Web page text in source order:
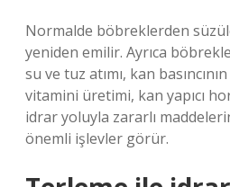
Normalde böbreklerden
yeniden emilir. Ayrıca
su ve tuz atımı, kan
vitamini üretimi, kan yapıcı
idrar yoluyla zararlı
önemli işlevler görür.